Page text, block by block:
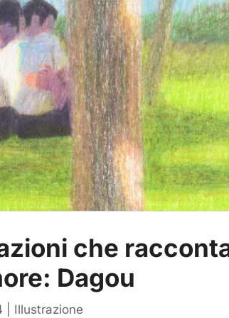
che
Dagou
Illustrazione